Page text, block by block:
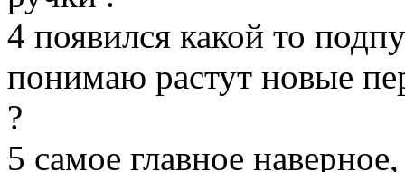
4 появился какой то
понимаю растут новые
?
5 самое главное